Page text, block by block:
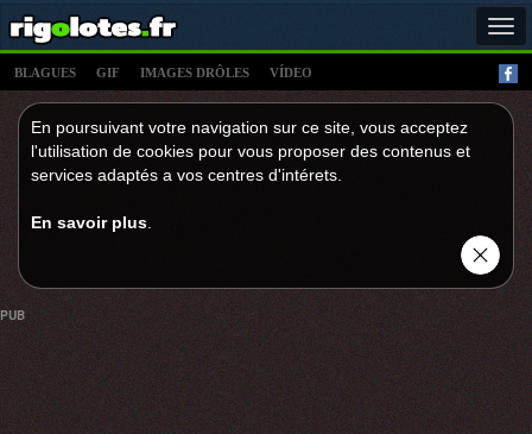
BLAGUES GIF IMAGES DRÔLES VÍDEO
En poursuivant votre navigation sur ce site, vous acceptez
l'utilisation de cookies pour vous proposer des contenus et
services adaptés a vos centres d'intérets.
En savoir plus
PUB